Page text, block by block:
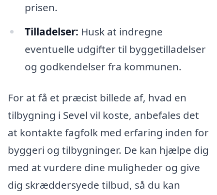
prisen.
Tilladelser: Husk at indregne
eventuelle udgifter til byggetilladelser
og godkendelser fra kommunen.
For at få et præcist billede af, hvad en
tilbygning i Sevel vil koste, anbefales det
at kontakte fagfolk med erfaring inden for
byggeri og tilbygninger. De kan hjælpe dig
med at vurdere dine muligheder og give
dig skræddersyede tilbud, så du kan